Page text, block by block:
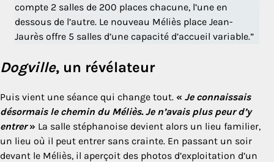
compte 2 salles de 200 places chacune, l’une en
dessous de l’autre. Le nouveau Méliès place Jean-
Jaurès offre 5 salles d’une capacité d’accueil variable.”
Dogville, un révélateur
Puis vient une séance qui change tout. « Je connaissais
désormais le chemin du Méliès. Je n’avais plus peur d’y
entrer» La salle stéphanoise devient alors un lieu familier,
un lieu où il peut entrer sans crainte. En passant un soir
devant le Méliès, il aperçoit des photos d’exploitation d’un